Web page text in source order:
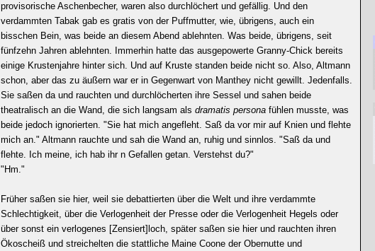
provisorische Aschenbecher, waren also durchlöchert und gefällig. Und den
verdammten Tabak gab es gratis von der Puffmutter, wie, übrigens, auch ein
bisschen Bein, was beide an diesem Abend ablehnten. Was beide, übrigens, seit
fünfzehn Jahren ablehnten. Immerhin hatte das ausgepowerte Granny-Chick bereits
einige Krustenjahre hinter sich. Und auf Kruste standen beide nicht so. Also, Altmann
schon, aber das zu äußern war er in Gegenwart von Manthey nicht gewillt. Jedenfalls.
Sie saßen da und rauchten und durchlöcherten ihre Sessel und sahen beide
theatralisch an die Wand, die sich langsam als dramatis persona fühlen musste, was
beide jedoch ignorierten. "Sie hat mich angefleht. Saß da vor mir auf Knien und flehte
mich an." Altmann rauchte und sah die Wand an, ruhig und sinnlos. "Saß da und
flehte. Ich meine, ich hab ihr n Gefallen getan. Verstehst du?"
"Hm."
Früher saßen sie hier, weil sie debattierten über die Welt und ihre verdammte
Schlechtigkeit, über die Verlogenheit der Presse oder die Verlogenheit Hegels oder
über sonst ein verlogenes [Zensiert]loch, später saßen sie hier und rauchten ihren
Ökoscheiß und streichelten die stattliche Maine Coone der Obernutte und